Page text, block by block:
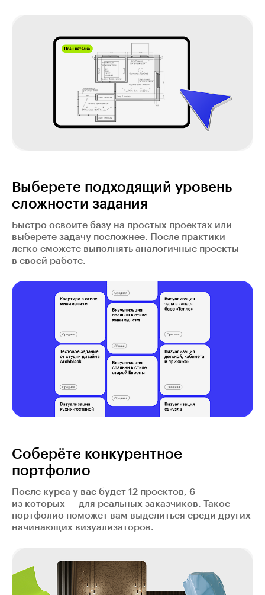
Выберете подходящий уровень
сложности задания
Быстро освоите базу на простых проектах или
выберете задачу посложнее. После практики
легко сможете выполнять аналогичные проекты
в своей работе.
Соберёте конкурентное
портфолио
После курса у вас будет 12 проектов, 6
из которых — для реальных заказчиков. Такое
портфолио поможет вам выделиться среди других
начинающих визуализаторов.